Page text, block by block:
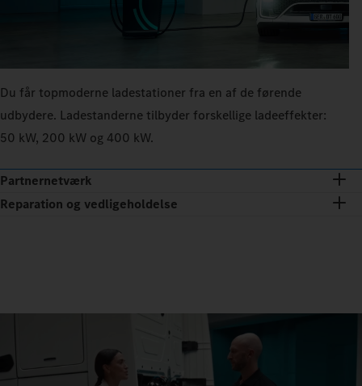
Du får topmoderne ladestationer fra en af de førende
udbydere. Ladestanderne tilbyder forskellige ladeeffekter:
50 kW, 200 kW og 400 kW.
Partnernetværk
Reparation og vedligeholdelse